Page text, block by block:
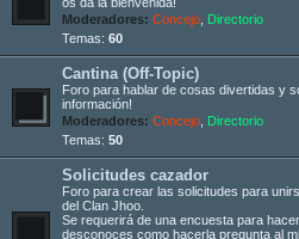
Moderadores: Concejo Directorio
Temas: 60
Cantina (Off-Topic)
Foro para hablar de cosas divertidas y
información!
Moderadores: Concejo Directorio
Temas: 50
Solicitudes cazador
Foro para crear las solicitudes para
del Clan Jhoo.
Se requerirá de una encuesta para
desconoces como hacerla pregunta al